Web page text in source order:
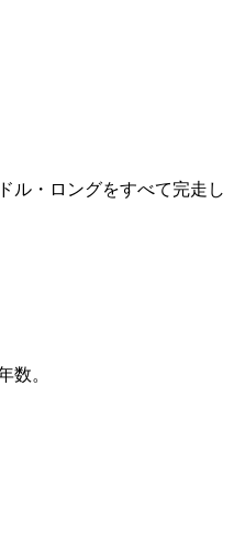
ル・ロングをすべて完走し
数。